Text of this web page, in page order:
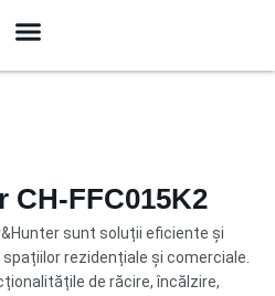
CH-FFC015K2
sunt soluții eficiente și
rezidențiale și comerciale.
de răcire, încălzire,